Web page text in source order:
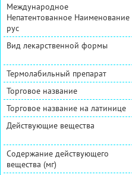
Международное
Непатентованное Наименование
рус
Вид лекарственной формы
Термолабильный препарат
Торговое название
Торговое название на латинице
Действующие вещества
Содержание действующего
вещества (мг)